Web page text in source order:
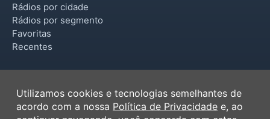
Rádios por cidade
Rádios por segmento
Favoritas
Recentes
Termos de Uso
Política de Privacidade
Utilizamos cookies e tecnologias semelhantes de
acordo com a nossa Política de Privacidade e, ao